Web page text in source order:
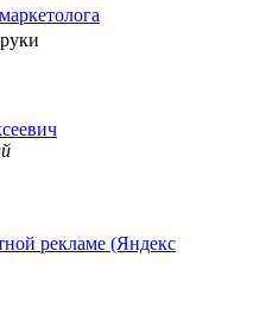
рекламе (Яндекс